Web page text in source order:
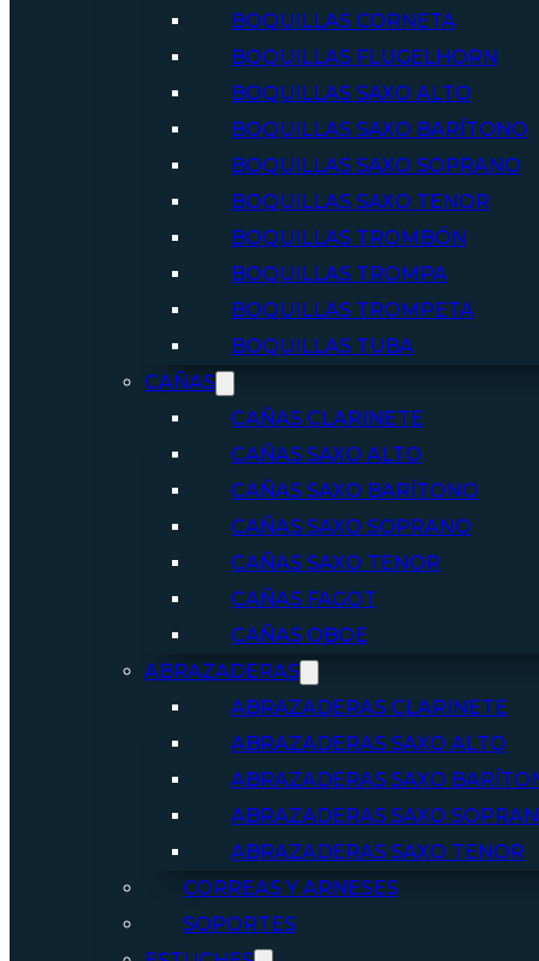
BOQUILLAS CORNETA
BOQUILLAS FLUGELHORN
BOQUILLAS SAXO ALTO
BOQUILLAS SAXO BARÍTONO
BOQUILLAS SAXO SOPRANO
BOQUILLAS SAXO TENOR
BOQUILLAS TROMBÓN
BOQUILLAS TROMPA
BOQUILLAS TROMPETA
BOQUILLAS TUBA
CAÑAS
CAÑAS CLARINETE
CAÑAS SAXO ALTO
CAÑAS SAXO BARÍTONO
CAÑAS SAXO SOPRANO
CAÑAS SAXO TENOR
CAÑAS FAGOT
CAÑAS OBOE
ABRAZADERAS
ABRAZADERAS CLARINETE
ABRAZADERAS SAXO ALTO
ABRAZADERAS SAXO
ABRAZADERAS SAXO
ABRAZADERAS SAXO TENOR
CORREAS Y ARNESES
SOPORTES